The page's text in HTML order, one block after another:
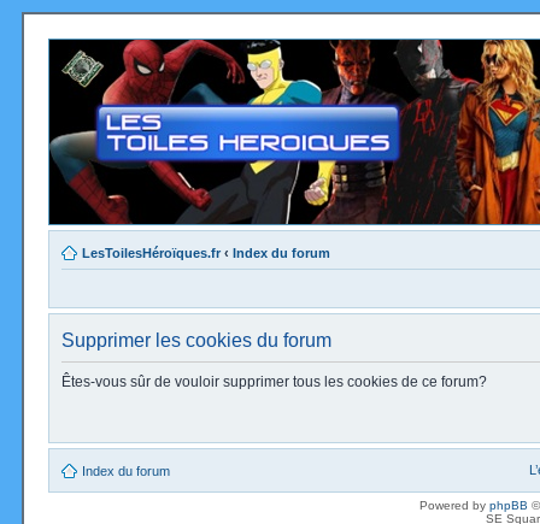
LesToilesHéroïques.fr ‹ Index du forum
Supprimer les cookies du forum
Êtes-vous sûr de vouloir supprimer tous les cookies de ce forum?
Index du forum
Powered by phpBB
SE